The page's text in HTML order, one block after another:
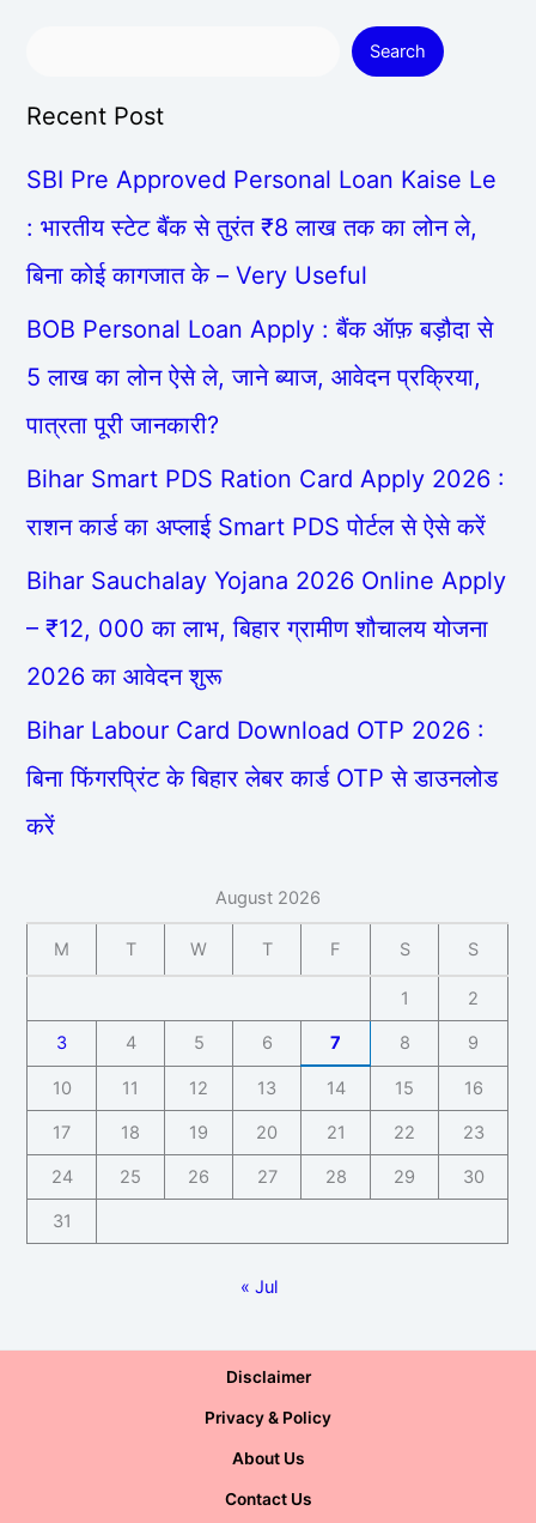
Search
Recent Post
SBI Pre Approved Personal Loan Kaise Le
: भारतीय स्टेट बैंक से तुरंत ₹8 लाख तक का लोन ले,
बिना कोई कागजात के – Very Useful
BOB Personal Loan Apply : बैंक ऑफ़ बड़ौदा से
5 लाख का लोन ऐसे ले, जाने ब्याज, आवेदन प्रक्रिया,
पात्रता पूरी जानकारी?
Bihar Smart PDS Ration Card Apply 2026 :
राशन कार्ड का अप्लाई Smart PDS पोर्टल से ऐसे करें
Bihar Sauchalay Yojana 2026 Online Apply
– ₹12, 000 का लाभ, बिहार ग्रामीण शौचालय योजना
2026 का आवेदन शुरू
Bihar Labour Card Download OTP 2026 :
बिना फिंगरप्रिंट के बिहार लेबर कार्ड OTP से डाउनलोड
करें
August 2026
M T W T F S S
1 2
3 4 5 6 7 8 9
10 11 12 13 14 15 16
17 18 19 20 21 22 23
24 25 26 27 28 29 30
31
« Jul
Disclaimer
Privacy & Policy
About Us
Contact Us